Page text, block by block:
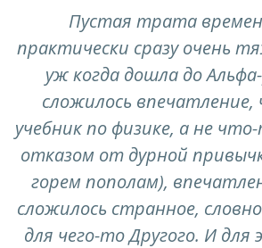
Пустая трата
практически сразу очень
уж когда дошла до
сложилось
учебник по физике, а не
отказом от дурной
горем пополам),
сложилось странное,
для чего-то Другого. И для